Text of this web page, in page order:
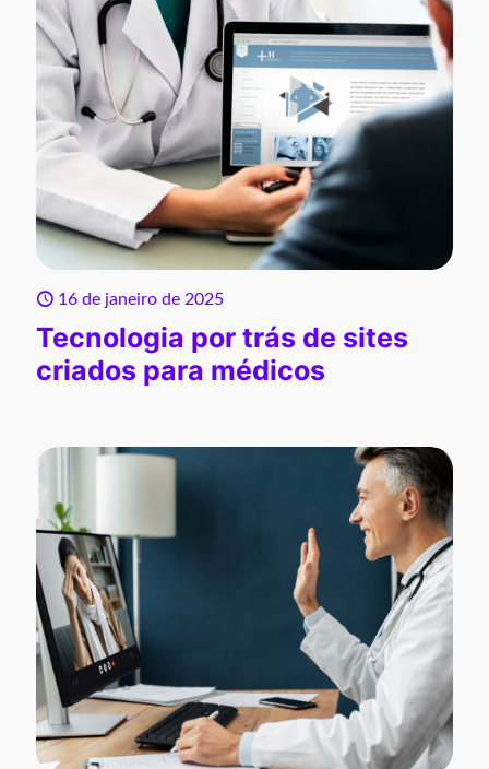
16 de janeiro de 2025
Tecnologia por trás de sites
criados para médicos